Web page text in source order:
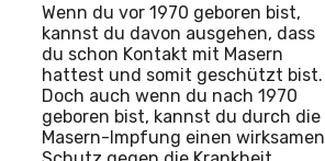
Wenn du vor 1970 geboren bist,
kannst du davon ausgehen, dass
du schon Kontakt mit Masern
hattest und somit geschützt bist.
Doch auch wenn du nach 1970
geboren bist, kannst du durch die
Masern-Impfung einen wirksamen